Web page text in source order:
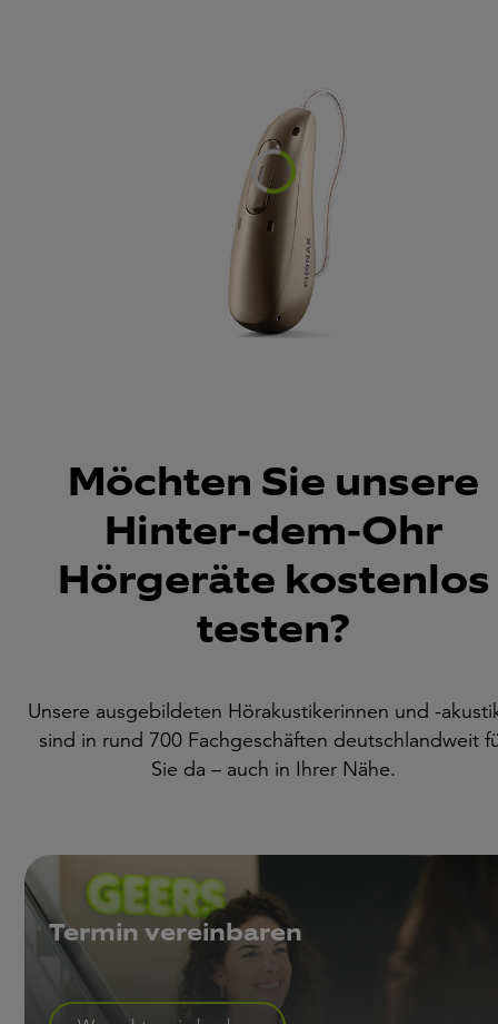
Loading...
Möchten Sie unsere
Hinter-dem-Ohr
Hörgeräte kostenlos
testen?
Unsere ausgebildeten Hörakustikerinnen und -
sind in rund 700 Fachgeschäften deutschlandweit
Sie da – auch in Ihrer Nähe.
Termin vereinbaren